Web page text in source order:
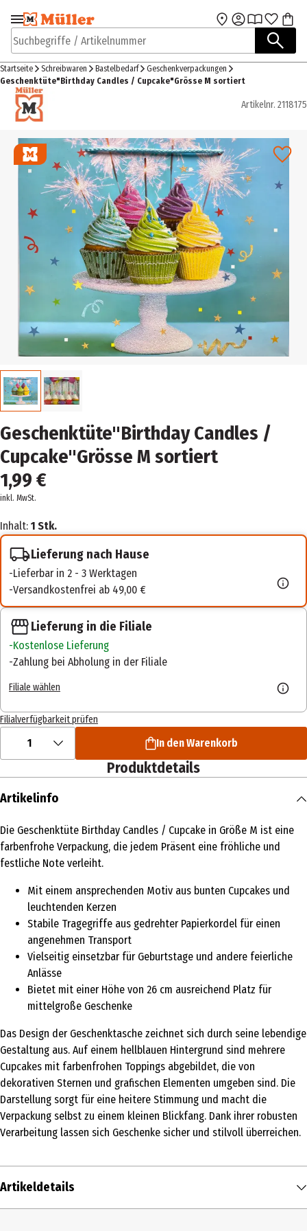
Zur Navigation
springen
Zum Hauptinhalt
Suchbegriffe / Artikelnummer
Startseite Schreibwaren Bastelbedarf
Geschenkverpackungen
Geschenktüte"Birthday Candles / Cupcake"Grösse M sortiert
Artikelnr. 2118175
Geschenktüte"Birthday Candles /
Cupcake"Grösse M sortiert
1,99 €
inkl. MwSt.
Inhalt: 1 Stk.
Lieferung nach Hause
Lieferbar in 2 - 3 Werktagen
Versandkostenfrei ab 49,00 €
Lieferung in die Filiale
Kostenlose Lieferung
Zahlung bei Abholung in der Filiale
Filiale wählen
Filialverfügbarkeit prüfen
1 In den Warenkorb
Produktdetails
Artikelinfo
Die Geschenktüte Birthday Candles / Cupcake in Größe M ist eine
farbenfrohe Verpackung, die jedem Präsent eine fröhliche und
festliche Note verleiht.
Mit einem ansprechenden Motiv aus bunten Cupcakes und
leuchtenden Kerzen
Stabile Tragegriffe aus gedrehter Papierkordel für einen
angenehmen Transport
Vielseitig einsetzbar für Geburtstage und andere feierliche
Anlässe
Bietet mit einer Höhe von 26 cm ausreichend Platz für
mittelgroße Geschenke
Das Design der Geschenktasche zeichnet sich durch seine lebendige
Gestaltung aus. Auf einem hellblauen Hintergrund sind mehrere
Cupcakes mit farbenfrohen Toppings abgebildet, die von
dekorativen Sternen und grafischen Elementen umgeben sind. Die
Darstellung sorgt für eine heitere Stimmung und macht die
Verpackung selbst zu einem kleinen Blickfang. Dank ihrer robusten
Verarbeitung lassen sich Geschenke sicher und stilvoll überreichen.
Artikeldetails